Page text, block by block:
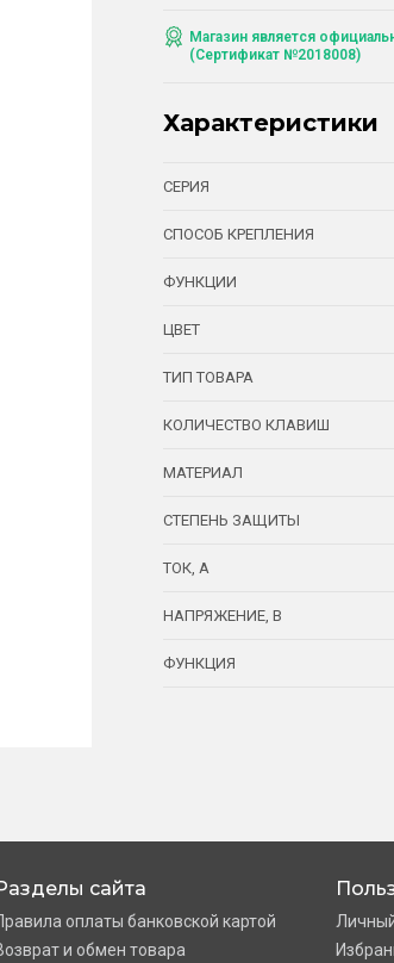
Магазин является
(Сертификат №2018008)
Характеристики
СЕРИЯ
СПОСОБ КРЕПЛЕНИЯ
ФУНКЦИИ
ЦВЕТ
ТИП ТОВАРА
КОЛИЧЕСТВО КЛАВИШ
МАТЕРИАЛ
СТЕПЕНЬ ЗАЩИТЫ
ТОК, А
НАПРЯЖЕНИЕ, В
ФУНКЦИЯ
сайта
оплаты банковской картой
и обмен товара